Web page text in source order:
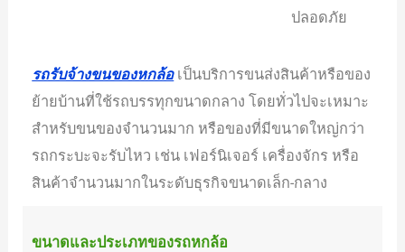
ปลอดภัย
รถรับจ้างขนของหกล้อเป็นบริการขนส่งสินค้าหรือของ
ย้ายบ้านที่ใช้รถบรรทุกขนาดกลาง โดยทั่วไปจะเหมาะ
สำหรับขนของจำนวนมาก หรือของที่มีขนาดใหญ่กว่า
รถกระบะจะรับไหว เช่น เฟอร์นิเจอร์ เครื่องจักร หรือ
สินค้าจำนวนมากในระดับธุรกิจขนาดเล็ก-กลาง
ขนาดและประเภทของรถหกล้อ